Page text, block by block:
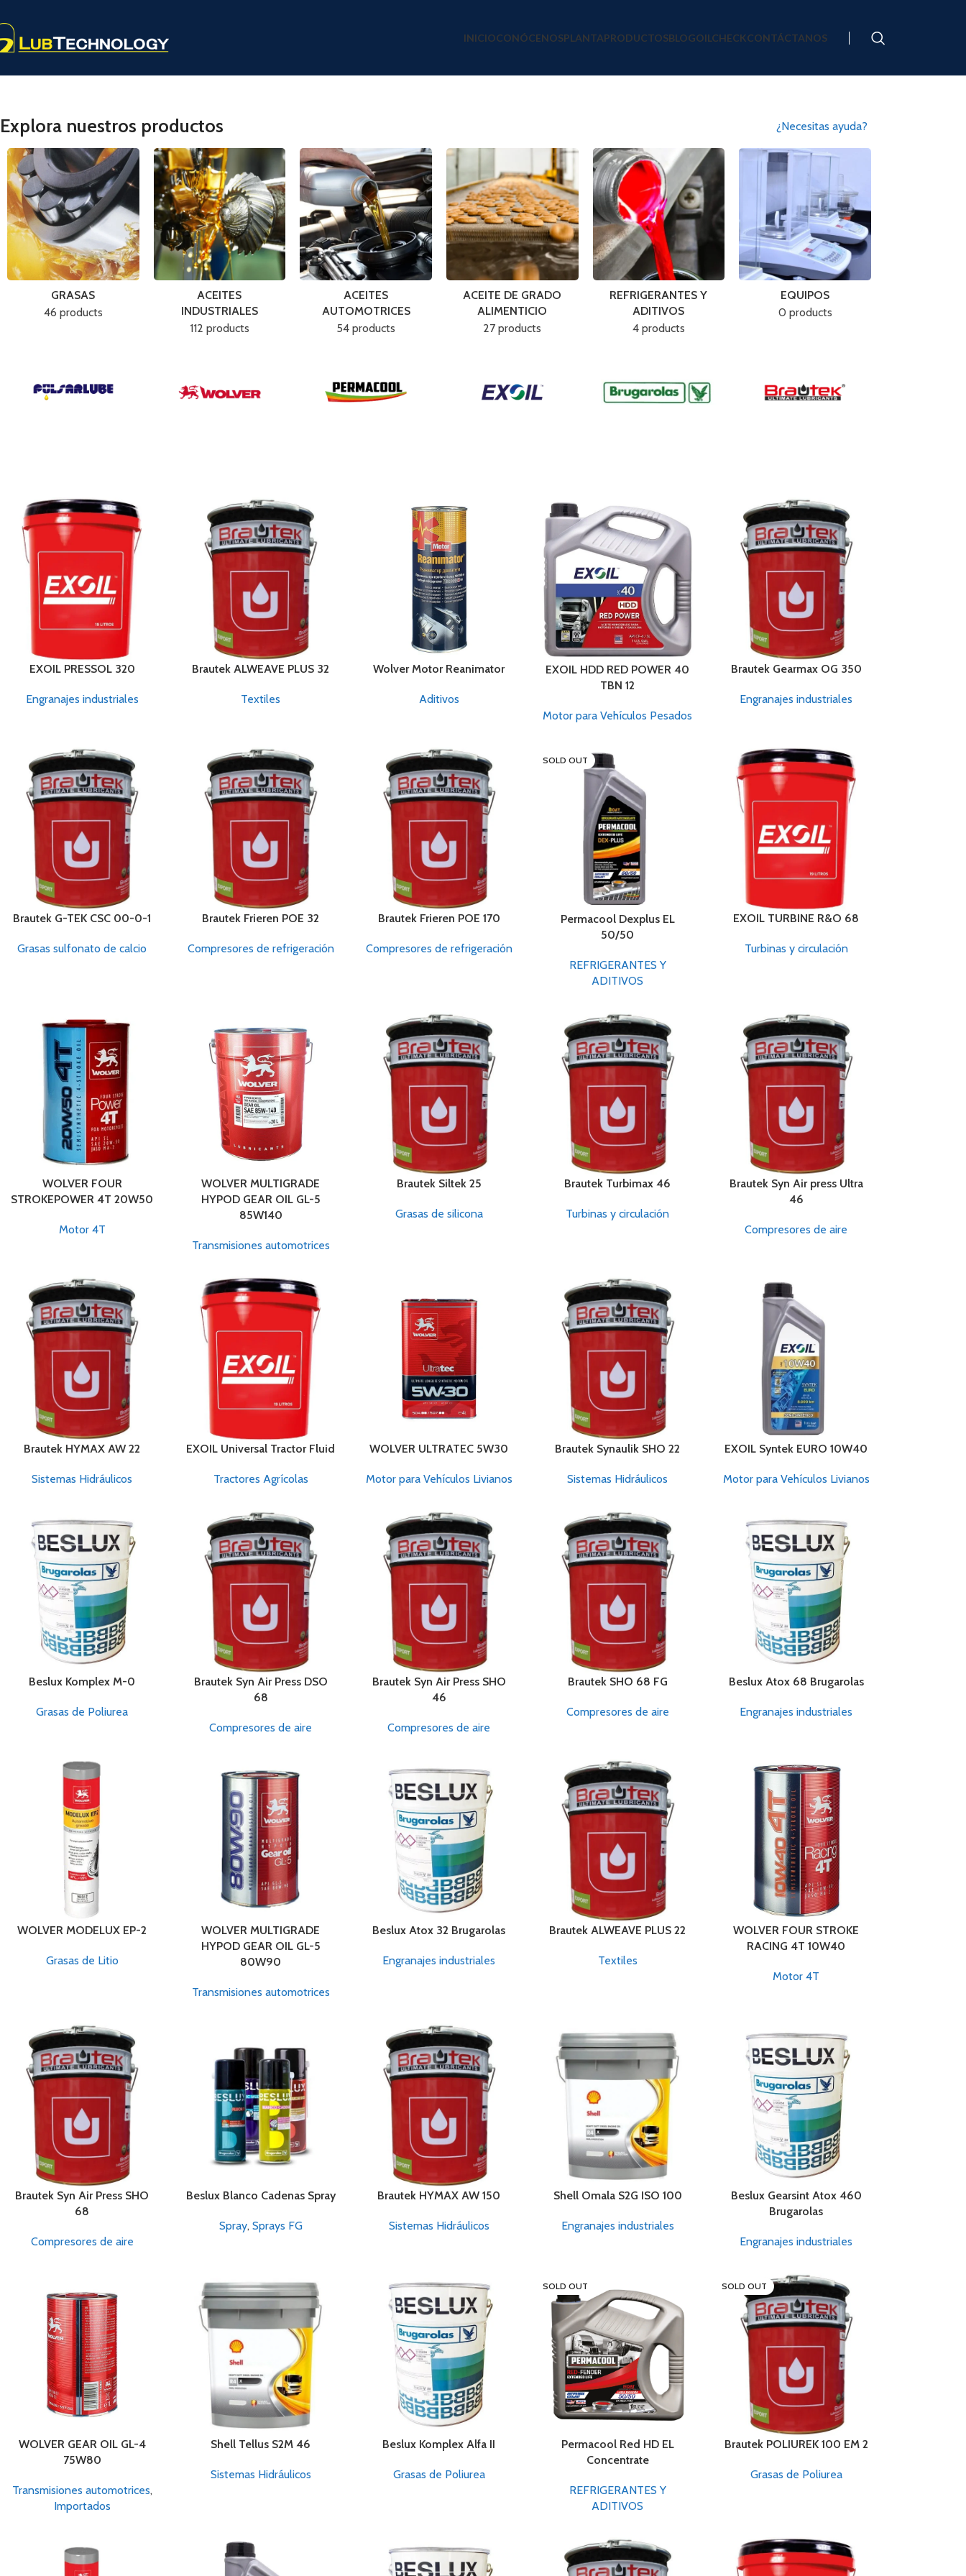
INICIOCONÓCENOSPLANTAPRODUCTOSBLOGOILCHECKCONTÁCTANOS
Explora nuestros productos ¿Necesitas ayuda?
GRASAS
46 products
ACEITES
INDUSTRIALES
112 products
ACEITES
AUTOMOTRICES
54 products
ACEITE DE GRADO
ALIMENTICIO
27 products
REFRIGERANTES Y
ADITIVOS
4 products
EQUIPOS
0 products
EXOIL PRESSOL 320
Engranajes industriales
Brautek ALWEAVE PLUS 32
Textiles
Wolver Motor Reanimator
Aditivos
EXOIL HDD RED POWER 40
TBN 12
Motor para Vehículos Pesados
Brautek Gearmax OG 350
Engranajes industriales
Brautek G-TEK CSC 00-0-1
Grasas sulfonato de calcio
Brautek Frieren POE 32
Compresores de refrigeración
Brautek Frieren POE 170
Compresores de refrigeración
SOLD OUT
Permacool Dexplus EL
50/50
REFRIGERANTES Y
ADITIVOS
EXOIL TURBINE R&O 68
Turbinas y circulación
WOLVER FOUR
STROKEPOWER 4T 20W50
Motor 4T
WOLVER MULTIGRADE
HYPOD GEAR OIL GL-5
85W140
Transmisiones automotrices
Brautek Siltek 25
Grasas de silicona
Brautek Turbimax 46
Turbinas y circulación
Brautek Syn Air press Ultra
46
Compresores de aire
Brautek HYMAX AW 22
Sistemas Hidráulicos
EXOIL Universal Tractor Fluid
Tractores Agrícolas
WOLVER ULTRATEC 5W30
Motor para Vehículos Livianos
Brautek Synaulik SHO 22
Sistemas Hidráulicos
EXOIL Syntek EURO 10W40
Motor para Vehículos Livianos
Beslux Komplex M-0
Grasas de Poliurea
Brautek Syn Air Press DSO
68
Compresores de aire
Brautek Syn Air Press SHO
46
Compresores de aire
Brautek SHO 68 FG
Compresores de aire
Beslux Atox 68 Brugarolas
Engranajes industriales
WOLVER MODELUX EP-2
Grasas de Litio
WOLVER MULTIGRADE
HYPOD GEAR OIL GL-5
80W90
Transmisiones automotrices
Beslux Atox 32 Brugarolas
Engranajes industriales
Brautek ALWEAVE PLUS 22
Textiles
WOLVER FOUR STROKE
RACING 4T 10W40
Motor 4T
Brautek Syn Air Press SHO
68
Compresores de aire
Beslux Blanco Cadenas Spray
Spray, Sprays FG
Brautek HYMAX AW 150
Sistemas Hidráulicos
Shell Omala S2G ISO 100
Engranajes industriales
Beslux Gearsint Atox 460
Brugarolas
Engranajes industriales
WOLVER GEAR OIL GL-4
75W80
Transmisiones automotrices,
Importados
Shell Tellus S2M 46
Sistemas Hidráulicos
Beslux Komplex Alfa II
Grasas de Poliurea
SOLD OUT
Permacool Red HD EL
Concentrate
REFRIGERANTES Y
ADITIVOS
SOLD OUT
Brautek POLIUREK 100 EM 2
Grasas de Poliurea